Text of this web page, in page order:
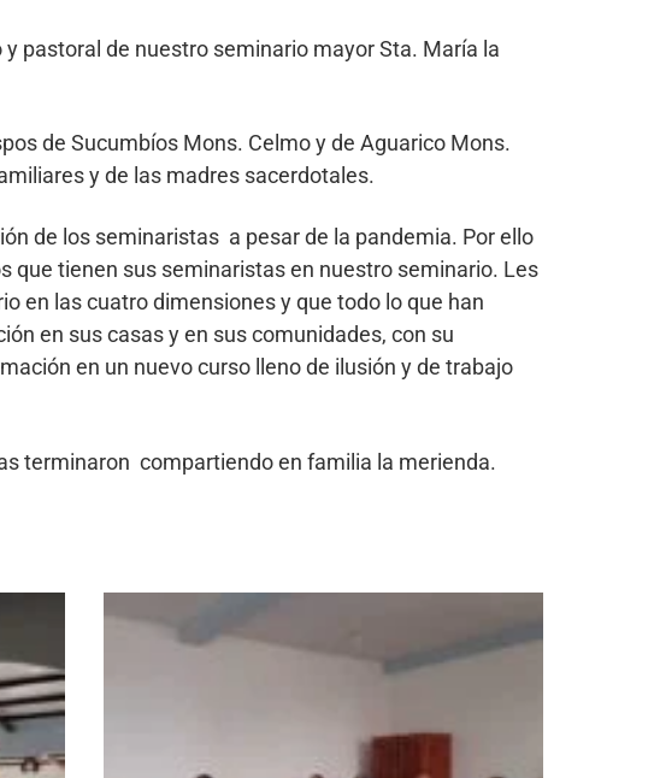
pastoral de nuestro seminario mayor Sta. María la
de Sucumbíos Mons. Celmo y de Aguarico Mons.
y de las madres sacerdotales.
de los seminaristas a pesar de la pandemia. Por ello
que tienen sus seminaristas en nuestro seminario. Les
en las cuatro dimensiones y que todo lo que han
en sus casas y en sus comunidades, con su
en un nuevo curso lleno de ilusión y de trabajo
terminaron compartiendo en familia la merienda.